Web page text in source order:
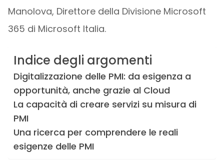
Manolova, Direttore della Divisione Microsoft
365 di Microsoft Italia.
Indice degli argomenti
Digitalizzazione delle PMI: da esigenza a
opportunità, anche grazie al Cloud
La capacità di creare servizi su misura di
PMI
Una ricerca per comprendere le reali
esigenze delle PMI